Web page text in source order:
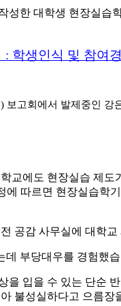
한 대학생 현장실습
학생인식 및 참여
보고회에서 발제중인 강
에도 현장실습 제도
따르면 현장실습학
공감 사무실에 대학
데 부당대우를 경험했
입을 수 있는 단순
불성실하다고 으름장